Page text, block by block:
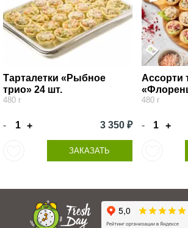
Тарталетки «Рыбное
трио» 24 шт.
480 г
- + 3 350 ₽
ЗАКАЗАТЬ
Ассорти
480 г
- +